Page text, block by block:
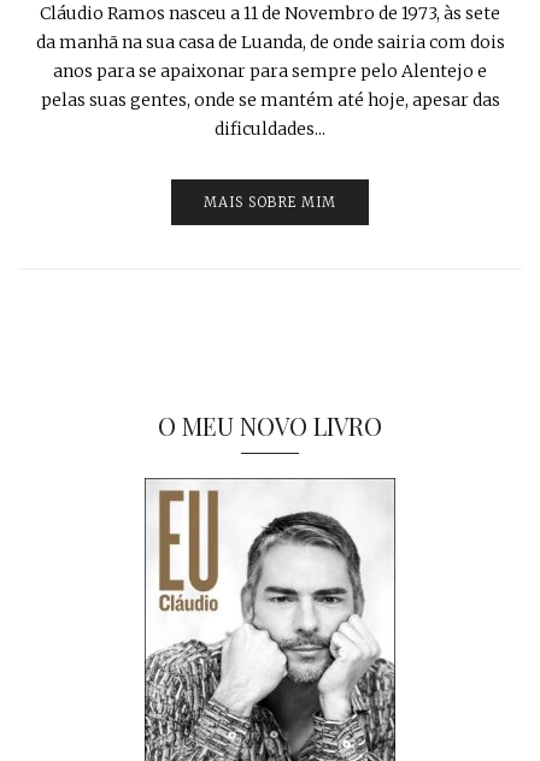
Cláudio Ramos nasceu a 11 de Novembro de 1973, às sete
da manhã na sua casa de Luanda, de onde sairia com dois
anos para se apaixonar para sempre pelo Alentejo e
pelas suas gentes, onde se mantém até hoje, apesar das
dificuldades...
MAIS SOBRE MIM
O MEU NOVO LIVRO